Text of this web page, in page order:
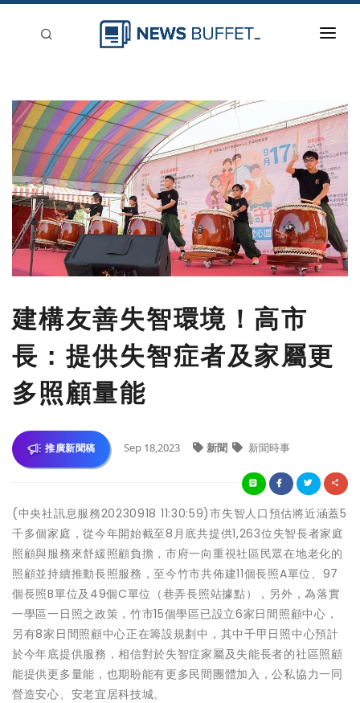
新聞稿分類
登入
刊登
建構友善失智環境！高市
長：提供失智症者及家屬更
多照顧量能
推廣新聞稿 Sep 18,2023 新聞 新聞時事
(中央社訊息服務20230918 11:30:59)市失智人口預估將近涵蓋5
千多個家庭，從今年開始截至8月底共提供1,263位失智長者家庭
照顧與服務來舒緩照顧負擔，市府一向重視社區民眾在地老化的
照顧並持續推動長照服務，至今竹市共佈建11個長照A單位、97
個長照B單位及49個C單位（巷弄長照站據點），另外，為落實
一學區一日照之政策，竹市15個學區已設立6家日間照顧中心，
另有8家日間照顧中心正在籌設規劃中，其中千甲日照中心預計
於今年底提供服務，相信對於失智症家屬及失能長者的社區照顧
能提供更多量能，也期盼能有更多民間團體加入，公私協力一同
營造安心、安老宜居科技城。